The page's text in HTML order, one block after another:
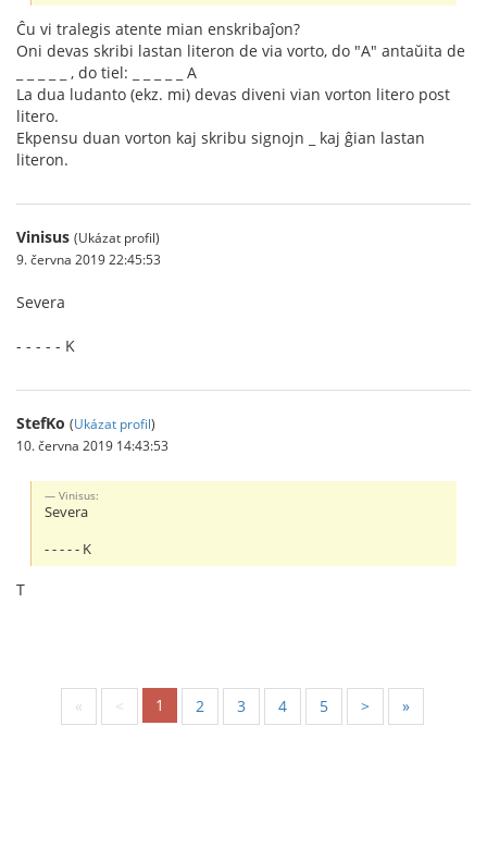
Ĉu vi tralegis atente mian enskribaĵon?
Oni devas skribi lastan literon de via vorto, do "A" antaŭita de
_ _ _ _ _ , do tiel: _ _ _ _ _ A
La dua ludanto (ekz. mi) devas diveni vian vorton litero post
litero.
Ekpensu duan vorton kaj skribu signojn _ kaj ĝian lastan
literon.
Vinisus (Ukázat profil)
9. června 2019 22:45:53
Severa
- - - - - K
StefKo (Ukázat profil)
10. června 2019 14:43:53
Vinisus:
Severa
- - - - - K
T
« < 1 2 3 4 5 > »